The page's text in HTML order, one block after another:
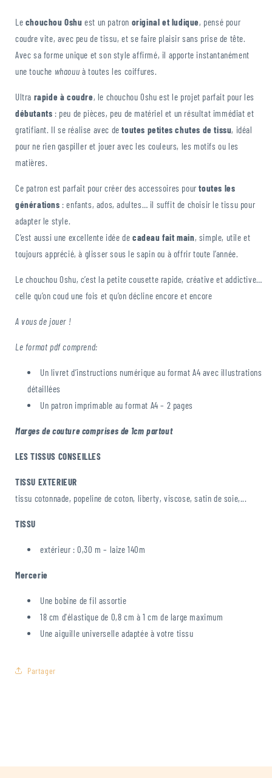
Le chouchou Oshu est un patron original et ludique, pensé pour
coudre vite, avec peu de tissu, et se faire plaisir sans prise de tête.
Avec sa forme unique et son style affirmé, il apporte instantanément
une touche whaouu à toutes les coiffures.
Ultra rapide à coudre, le chouchou Oshu est le projet parfait pour les
débutants : peu de pièces, peu de matériel et un résultat immédiat et
gratifiant. Il se réalise avec detoutes petites chutes de tissu, idéal
pour ne rien gaspiller et jouer avec les couleurs, les motifs ou les
matières.
Ce patron est parfait pour créer des accessoires pourtoutes les
générations : enfants, ados, adultes… il suffit de choisir le tissu pour
adapter le style.
C’est aussi une excellente idée de cadeau fait main, simple, utile et
toujours apprécié, à glisser sous le sapin ou à offrir toute l’année.
Le chouchou Oshu, c’est la petite cousette rapide, créative et addictive…
celle qu’on coud une fois et qu’on décline encore et encore
A vous de jouer !
Le format pdf comprend:
Un livret d’instructions numérique au format A4 avec illustrations
détaillées
Un patron imprimable au format A4 – 2 pages
Marges de couture comprises de 1cm partout
LES TISSUS CONSEILLES
TISSU EXTERIEUR
tissu cotonnade, popeline de coton, liberty, viscose, satin de soie,...
TISSU
extérieur : 0,30 m – laize 140m
Mercerie
Une bobine de fil assortie
18 cm d'élastique de 0,8 cm à 1 cm de large maximum
Une aiguille universelle adaptée à votre tissu
Partager